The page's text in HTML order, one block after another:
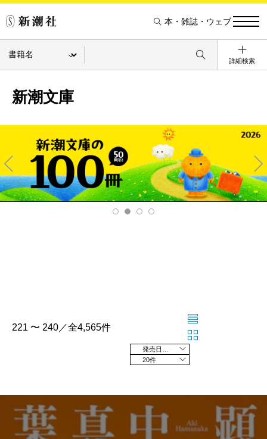
本・雑誌・ウェブ
詳細検索
新潮文庫
Pre
v
Ne
xt
221 〜 240／全4,565件
20件